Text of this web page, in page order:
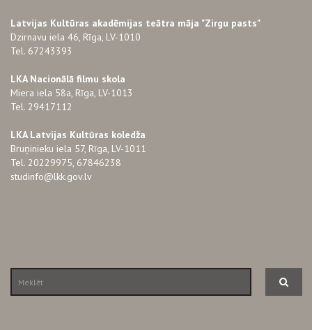
Latvijas Kultūras akadēmijas teātra māja "Zirgu pasts"
Dzirnavu iela 46, Rīga, LV-1010
Tel. 67243393
LKA Nacionālā filmu skola
Miera iela 58a, Rīga, LV-1013
Tel. 29417112
LKA Latvijas Kultūras koledža
Bruņinieku iela 57, Rīga, LV-1011
Tel. 20229975, 67846238
studinfo@lkk.gov.lv